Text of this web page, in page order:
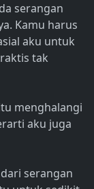
serangan
Kamu harus
aku untuk
tak
menghalangi
aku juga
serangan